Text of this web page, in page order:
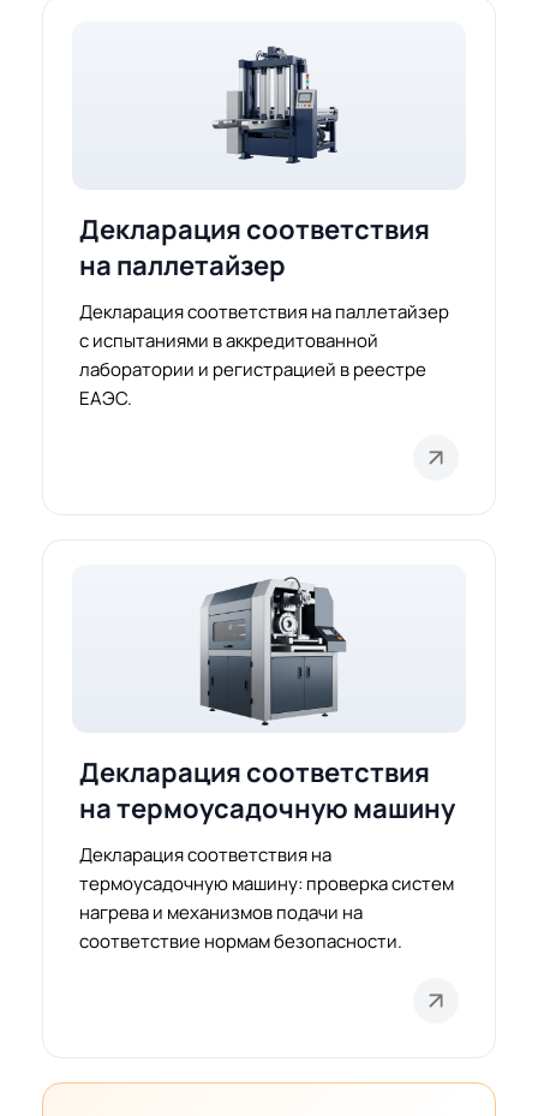
Декларация соответствия
на паллетайзер
Декларация соответствия на паллетайзер
с испытаниями в аккредитованной
лаборатории и регистрацией в реестре
ЕАЭС.
Декларация соответствия
на термоусадочную машину
Декларация соответствия на
термоусадочную машину: проверка систем
нагрева и механизмов подачи на
соответствие нормам безопасности.